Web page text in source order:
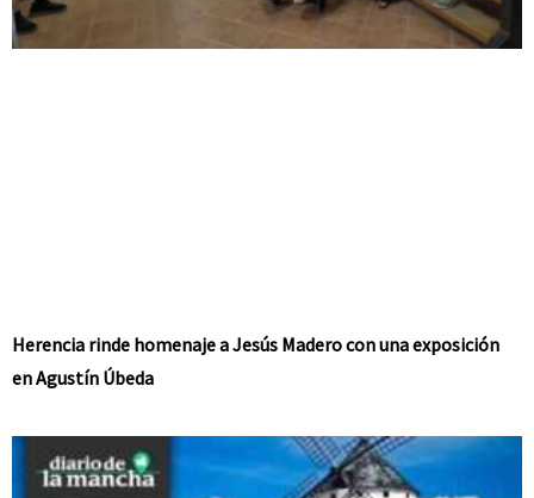
Herencia rinde homenaje a Jesús Madero con una exposición
en Agustín Úbeda